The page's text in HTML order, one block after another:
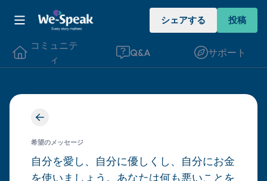
シェアする 投稿
コミュニテ
ィ
Q&A サポート
希望のメッセージ
自分を愛し、自分に優しくし、自分にお金
を使いましょう。あなたは何も悪いことを
座り心地の良い場所を見つけてください。
目を軽く閉じて、深呼吸を数回します。鼻
から息を吸い（3つ数え）、口から息を吐